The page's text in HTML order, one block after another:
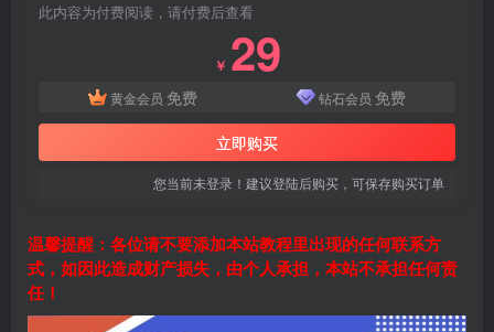
此内容为付费阅读，请付费后查看
￥ 29
黄金会员 免费 钻石会员 免费
立即购买
您当前未登录！建议登陆后购买，可保存购买订单
温馨提醒：各位请不要添加本站教程里出现的任何联系方
式，如因此造成财产损失，由个人承担，本站不承担任何责
任！